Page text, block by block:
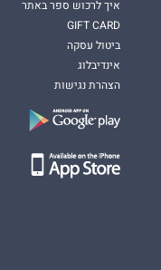
איך לרכוש ספר באתר
GIFT CARD
ביטול עסקה
אינדיבלוג
הצהרת נגישות